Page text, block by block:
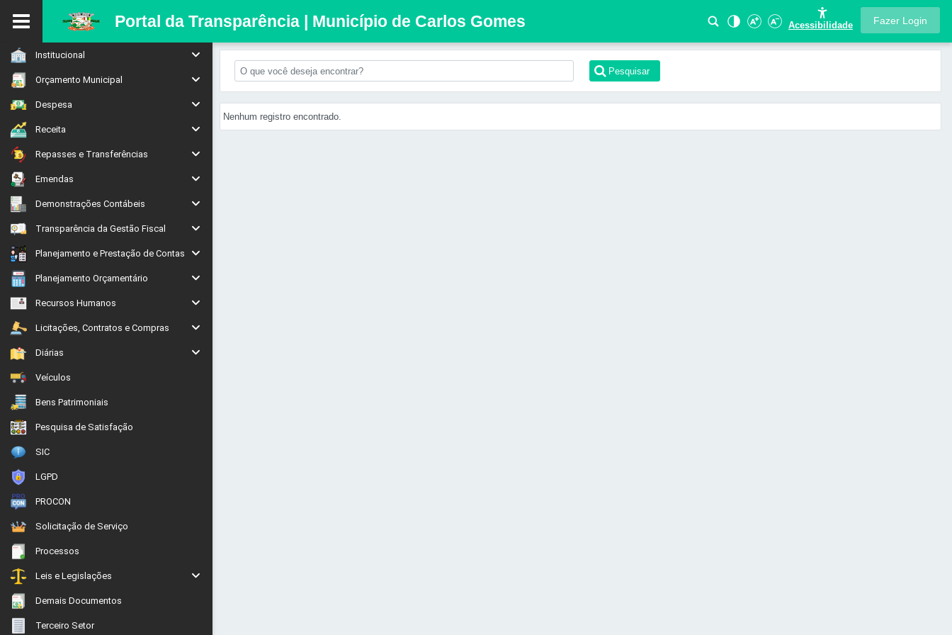
Portal da Transparência | Município de Carlos Gomes Acessibilidade Fazer Login
Institucional
Orçamento Municipal
Despesa
Receita
Repasses e Transferências
Emendas
Demonstrações Contábeis
Transparência da Gestão Fiscal
Planejamento e Prestação de Contas
Planejamento Orçamentário
Recursos Humanos
Licitações, Contratos e Compras
Diárias
Veículos
Bens Patrimoniais
Pesquisa de Satisfação
SIC
LGPD
PROCON
Solicitação de Serviço
Processos
Leis e Legislações
Demais Documentos
Terceiro Setor
Pesquisar
Nenhum registro encontrado.